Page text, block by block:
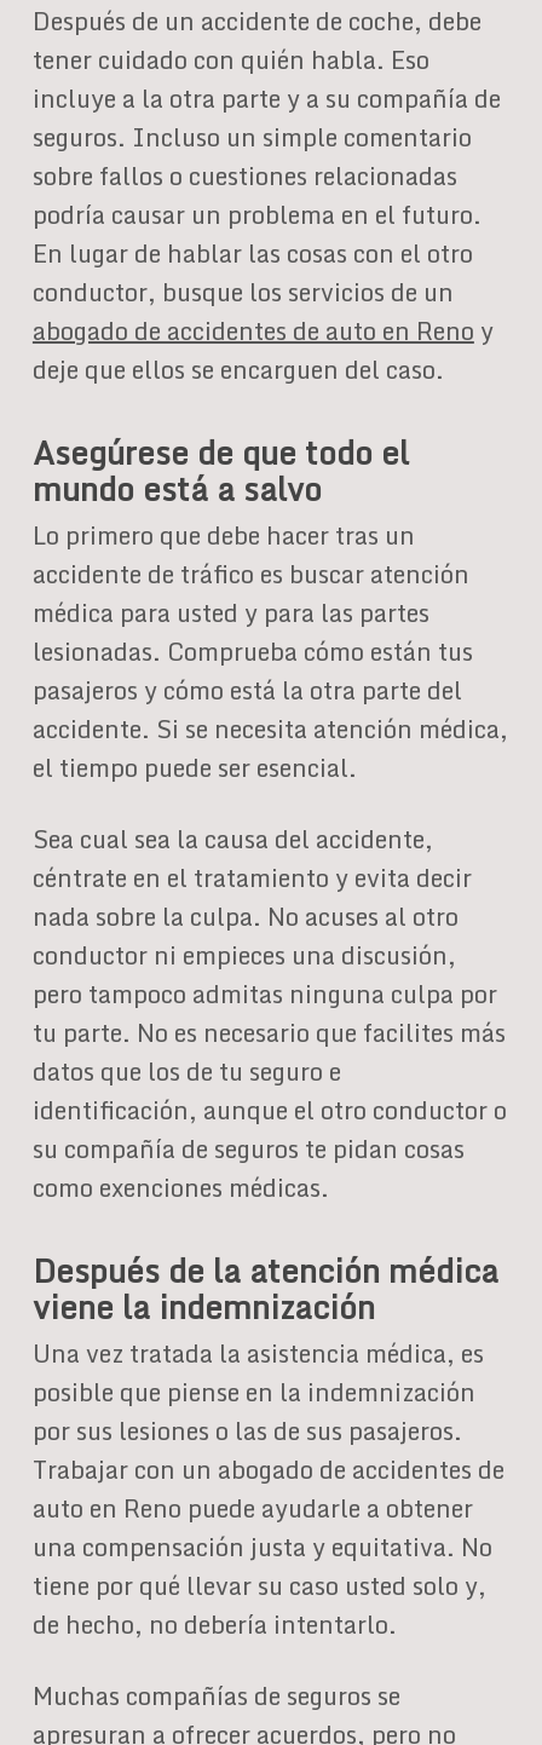
Después de un accidente de coche, debe
tener cuidado con quién habla. Eso
incluye a la otra parte y a su compañía de
seguros. Incluso un simple comentario
sobre fallos o cuestiones relacionadas
podría causar un problema en el futuro.
En lugar de hablar las cosas con el otro
conductor, busque los servicios de un
abogado de accidentes de auto en Renoy
deje que ellos se encarguen del caso.
Asegúrese de que todo el
mundo está a salvo
Lo primero que debe hacer tras un
accidente de tráfico es buscar atención
médica para usted y para las partes
lesionadas. Comprueba cómo están tus
pasajeros y cómo está la otra parte del
accidente. Si se necesita atención médica,
el tiempo puede ser esencial.
Sea cual sea la causa del accidente,
céntrate en el tratamiento y evita decir
nada sobre la culpa. No acuses al otro
conductor ni empieces una discusión,
pero tampoco admitas ninguna culpa por
tu parte. No es necesario que facilites más
datos que los de tu seguro e
identificación, aunque el otro conductor o
su compañía de seguros te pidan cosas
como exenciones médicas.
Después de la atención médica
viene la indemnización
Una vez tratada la asistencia médica, es
posible que piense en la indemnización
por sus lesiones o las de sus pasajeros.
Trabajar con un abogado de accidentes de
auto en Reno puede ayudarle a obtener
una compensación justa y equitativa. No
tiene por qué llevar su caso usted solo y,
de hecho, no debería intentarlo.
Muchas compañías de seguros se
apresuran a ofrecer acuerdos, pero no